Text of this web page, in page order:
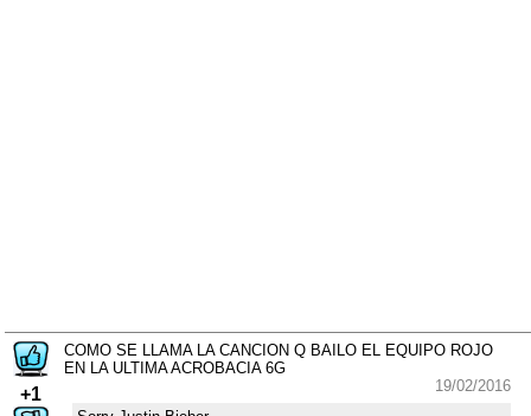
+1
COMO SE LLAMA LA CANCION Q BAILO EL EQUIPO ROJO
EN LA ULTIMA ACROBACIA 6G
19/02/2016